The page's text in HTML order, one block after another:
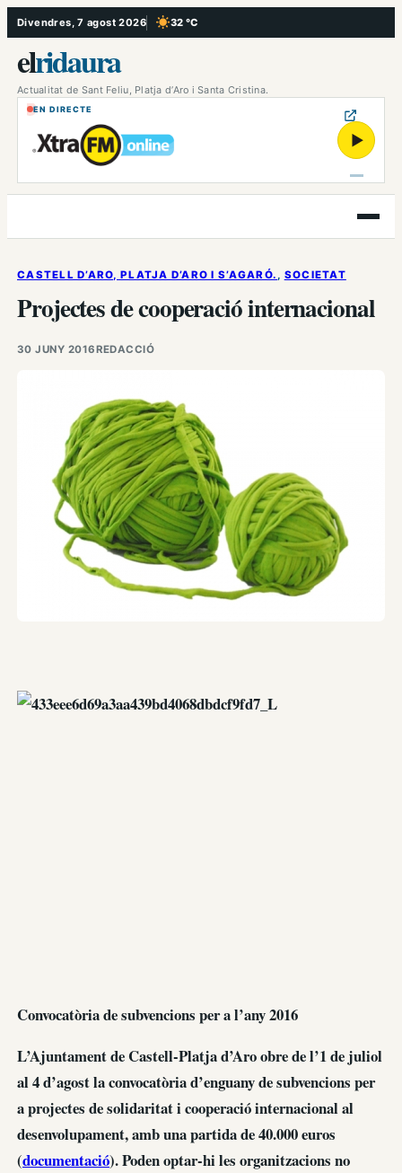
Vés
al
contingut
Divendres, 7 agost 2026 32 °C
, Cel serè
elridaura
Actualitat de Sant Feliu, Platja d’Aro i Santa Cristina.
EN DIRECTE
▶
Obre
el
CASTELL D’ARO, PLATJA D’ARO I S’AGARÓ. , SOCIETAT
Projectes de cooperació internacional
30 JUNY 2016REDACCIÓ
Convocatòria de subvencions per a l’any 2016
L’Ajuntament de Castell-Platja d’Aro obre de l’1 de juliol
al 4 d’agost la convocatòria d’enguany de subvencions per
a projectes de solidaritat i cooperació internacional al
desenvolupament, amb una partida de 40.000 euros
(documentació). Poden optar-hi les organitzacions no